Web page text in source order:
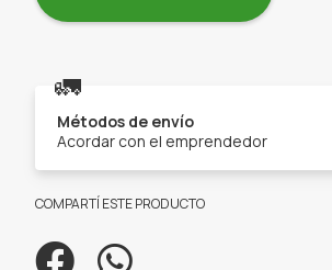
🚛
Métodos de envío
Acordar con el emprendedor
COMPARTÍ ESTE PRODUCTO